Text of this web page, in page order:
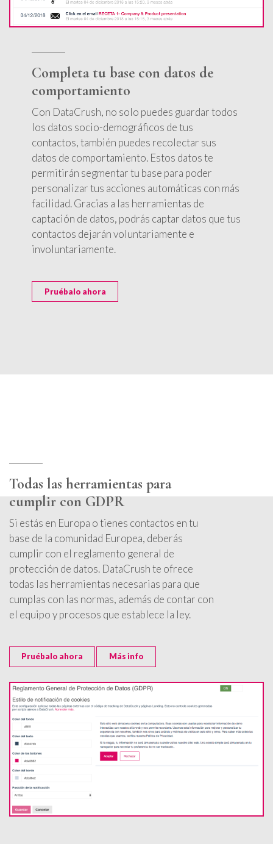
Completa tu base con datos de
comportamiento
Con DataCrush, no solo puedes guardar todos
los datos socio-demográficos de tus
contactos, también puedes recolectar sus
datos de comportamiento. Estos datos te
permitirán segmentar tu base para poder
personalizar tus acciones automáticas con más
facilidad. Gracias a las herramientas de
captación de datos, podrás captar datos que tus
contactos dejarán voluntariamente e
involuntariamente.
Pruébalo ahora
Todas las herramientas para
cumplir con GDPR
Si estás en Europa o tienes contactos en tu
base de la comunidad Europea, deberás
cumplir con el reglamento general de
protección de datos. DataCrush te ofrece
todas las herramientas necesarias para que
cumplas con las normas, además de contar con
el equipo y procesos que establece la ley.
Pruébalo ahora Más info